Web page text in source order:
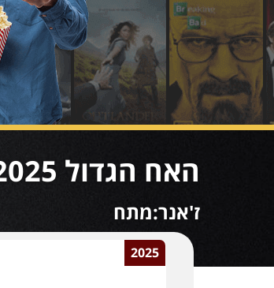
האח הגדול 2025
ז'אנר:מתח
2025